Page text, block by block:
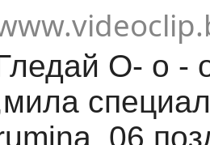
О- о -